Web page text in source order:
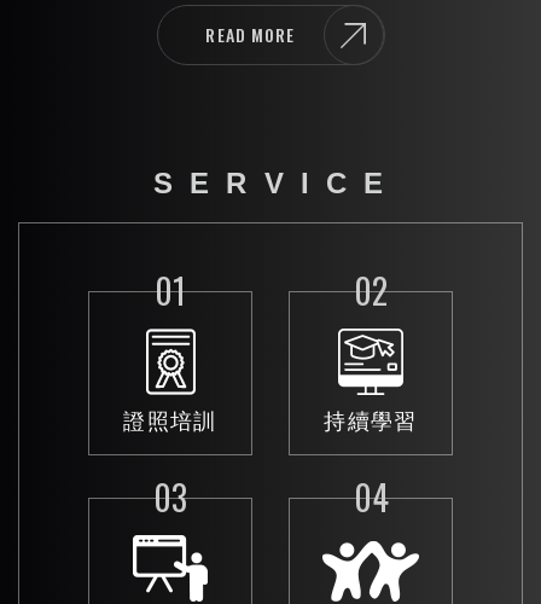
READ MORE
S E R V I C E
01
證照培訓
02
持續學習
03 04